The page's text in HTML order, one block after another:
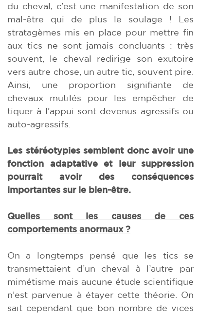
du cheval, c’est une manifestation de son
mal-être qui de plus le soulage ! Les
stratagèmes mis en place pour mettre fin
aux tics ne sont jamais concluants : très
souvent, le cheval redirige son exutoire
vers autre chose, un autre tic, souvent pire.
Ainsi, une proportion signifiante de
chevaux mutilés pour les empêcher de
tiquer à l’appui sont devenus agressifs ou
auto-agressifs.
Les stéréotypies semblent donc avoir une
fonction adaptative et leur suppression
pourrait avoir des conséquences
importantes sur le bien-être.
Quelles sont les causes de ces
comportements anormaux ?
On a longtemps pensé que les tics se
transmettaient d’un cheval à l’autre par
mimétisme mais aucune étude scientifique
n’est parvenue à étayer cette théorie. On
sait cependant que bon nombre de vices